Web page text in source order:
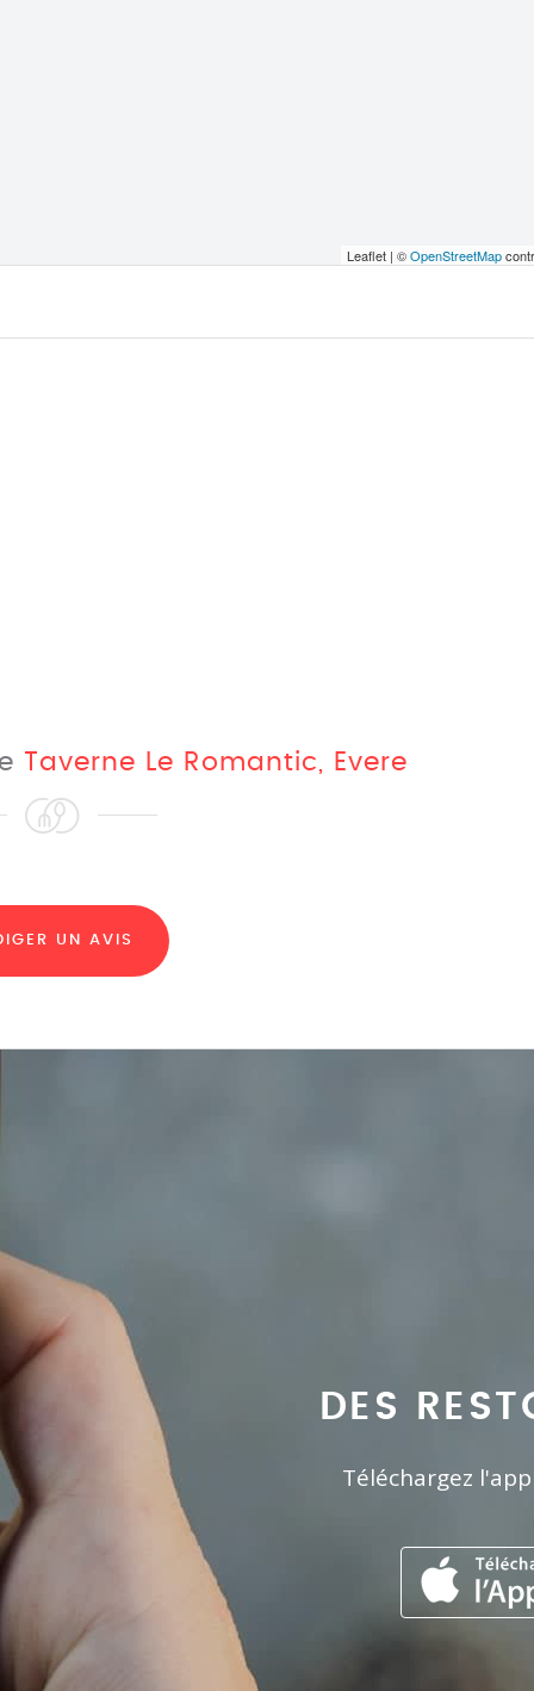
Leaflet | ©OpenStreetMap
Taverne Le Romantic, Evere
UN AVIS
DES
Téléchargez